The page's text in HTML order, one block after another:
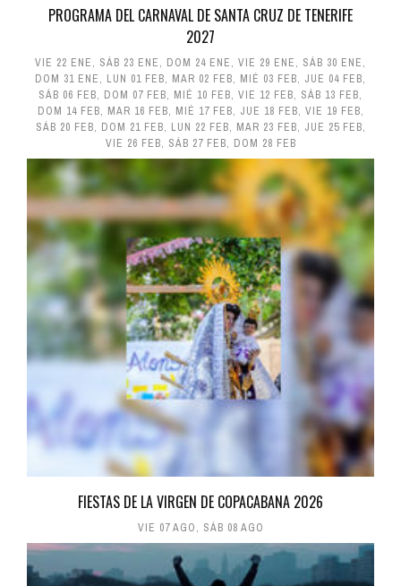
PROGRAMA DEL CARNAVAL DE SANTA CRUZ DE TENERIFE
2027
VIE 22 ENE, SÁB 23 ENE, DOM 24 ENE, VIE 29 ENE, SÁB 30 ENE,
DOM 31 ENE, LUN 01 FEB, MAR 02 FEB, MIÉ 03 FEB, JUE 04 FEB,
SÁB 06 FEB, DOM 07 FEB, MIÉ 10 FEB, VIE 12 FEB, SÁB 13 FEB,
DOM 14 FEB, MAR 16 FEB, MIÉ 17 FEB, JUE 18 FEB, VIE 19 FEB,
SÁB 20 FEB, DOM 21 FEB, LUN 22 FEB, MAR 23 FEB, JUE 25 FEB,
VIE 26 FEB, SÁB 27 FEB, DOM 28 FEB
FIESTAS DE LA VIRGEN DE COPACABANA 2026
VIE 07 AGO, SÁB 08 AGO